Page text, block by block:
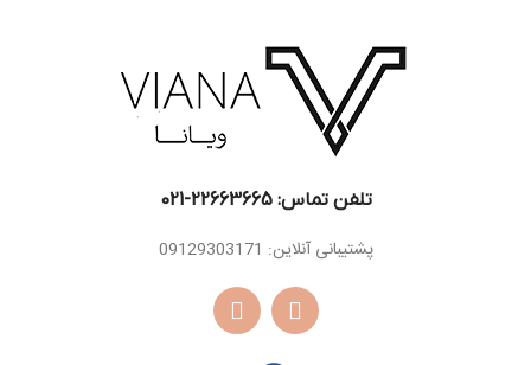
مشک ، وانیل ، خس
خس ، سدر ، گیاه
ناگارموتا، ترکیب ایزو
پایه
تلفن تماس: 22663665-021​
پشتیبانی آنلاین: 09129303171